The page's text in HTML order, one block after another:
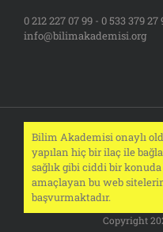
0 212 227 07 99 - 0 533 379 27
info@bilimakademisi.org
Bilim Akademisi onaylı
yapılan hiç bir ilaç ile
sağlık gibi ciddi bir
amaçlayan bu web
başvurmaktadır.
Copyright